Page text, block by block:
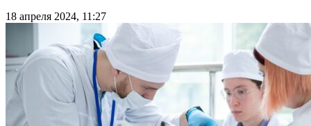
18 апреля 2024, 11:27